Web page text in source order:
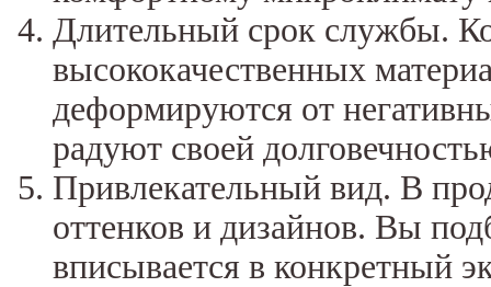
Длительный срок службы.
высококачественных
деформируются от
радуют своей
Привлекательный вид. В
оттенков и дизайнов. Вы
вписывается в конкретный